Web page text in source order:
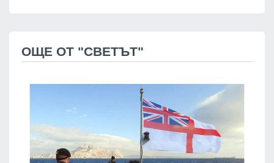
ОЩЕ ОТ "СВЕТЪТ"